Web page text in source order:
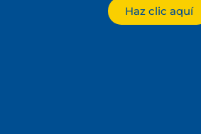
Haz clic aquí